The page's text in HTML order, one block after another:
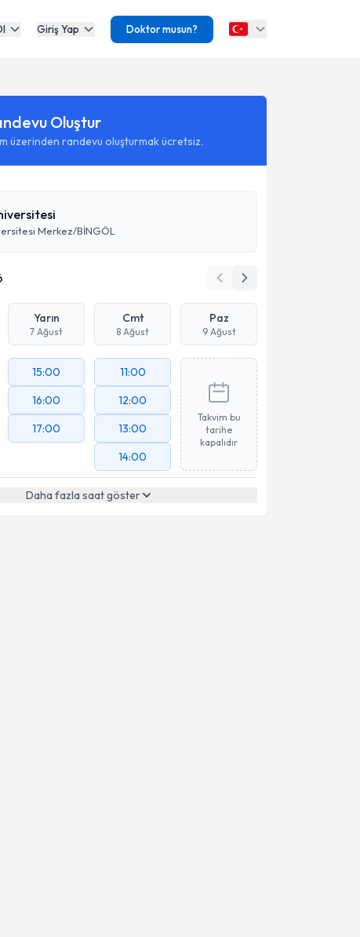
Giriş Yap Doktor musun?
Oluştur
üzerinden randevu oluşturmak ücretsiz.
Merkez/BİNGÖL
Yarın
7 Ağust
Cmt
8 Ağust
Paz
9 Ağust
15:00
16:00
17:00
11:00
12:00
13:00
14:00
Takvim bu
tarihe
kapalıdır
Daha fazla saat göster